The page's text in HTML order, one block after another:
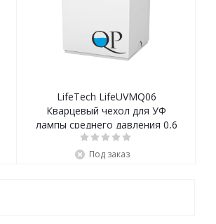
LifeTech LifeUVMQ06
Кварцевый чехол для УФ
лампы среднего давления 0,6
кВт
Под заказ